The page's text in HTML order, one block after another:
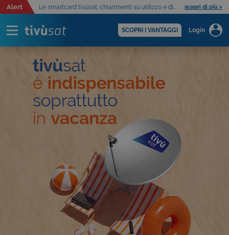
Alert scopri di più >
SCOPRI I VANTAGGI Login